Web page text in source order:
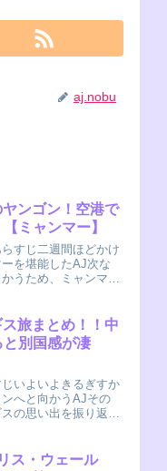
aj.nobu
ンゴン！空港で
ミャンマー】
すじ二週間ほどかけ
を堪能したAJ次な
うため、ミャンマー
ごろ）旅 トラブ
い太陽の精お、今回
のト...
旅まとめ！！中
と別国感が凄
いよいよきるぎすか
へと向かうAJその
の思い出を振り返
！キルギス旅をはじ
ス・ウェール